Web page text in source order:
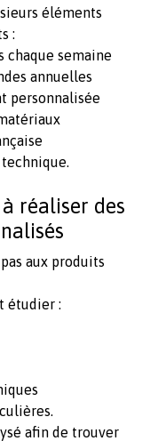
éléments
:
semaine
annuelles
personnalisée
réaliser des
aux produits
étudier :
afin de trouver